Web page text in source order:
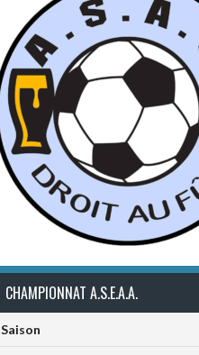
CHAMPIONNAT A.S.E.A.A.
Saison